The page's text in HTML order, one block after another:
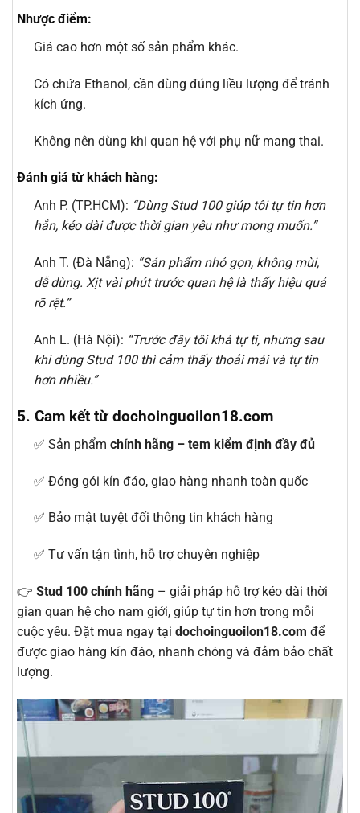
Nhược điểm:
Giá cao hơn một số sản phẩm khác.
Có chứa Ethanol, cần dùng đúng liều lượng để tránh
kích ứng.
Không nên dùng khi quan hệ với phụ nữ mang thai.
Đánh giá từ khách hàng:
Anh P. (TP.HCM): “Dùng Stud 100 giúp tôi tự tin hơn
hẳn, kéo dài được thời gian yêu như mong muốn.”
Anh T. (Đà Nẵng): “Sản phẩm nhỏ gọn, không mùi,
dễ dùng. Xịt vài phút trước quan hệ là thấy hiệu quả
rõ rệt.”
Anh L. (Hà Nội): “Trước đây tôi khá tự ti, nhưng sau
khi dùng Stud 100 thì cảm thấy thoải mái và tự tin
hơn nhiều.”
5. Cam kết từ dochoinguoilon18.com
✅ Sản phẩm chính hãng – tem kiểm định đầy đủ
✅ Đóng gói kín đáo, giao hàng nhanh toàn quốc
✅ Bảo mật tuyệt đối thông tin khách hàng
✅ Tư vấn tận tình, hỗ trợ chuyên nghiệp
👉 Stud 100 chính hãng – giải pháp hỗ trợ kéo dài thời
gian quan hệ cho nam giới, giúp tự tin hơn trong mỗi
cuộc yêu. Đặt mua ngay tại dochoinguoilon18.com để
được giao hàng kín đáo, nhanh chóng và đảm bảo chất
lượng.